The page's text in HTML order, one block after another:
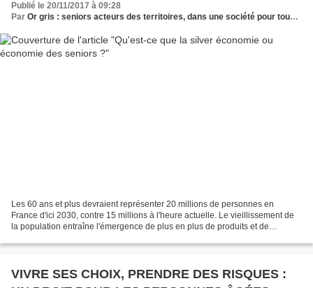
Publié le 20/11/2017 à 09:28
Par Or gris : seniors acteurs des territoires, dans une société pour tous les âges
Les 60 ans et plus devraient représenter 20 millions de personnes en
France d'ici 2030, contre 15 millions à l'heure actuelle. Le vieillissement de
la population entraîne l'émergence de plus en plus de produits et de
VIVRE SES CHOIX, PRENDRE DES RISQUES :